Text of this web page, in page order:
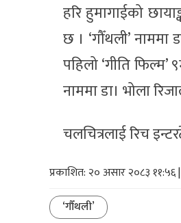
हरि हुमागाईको
छ । ‘गौँथली’
पहिलो ‘गीति
नाममा डा। भोला
चलचित्रलाई रिच
प्रकाशित: २० असार २०८३
‘गौँथली’